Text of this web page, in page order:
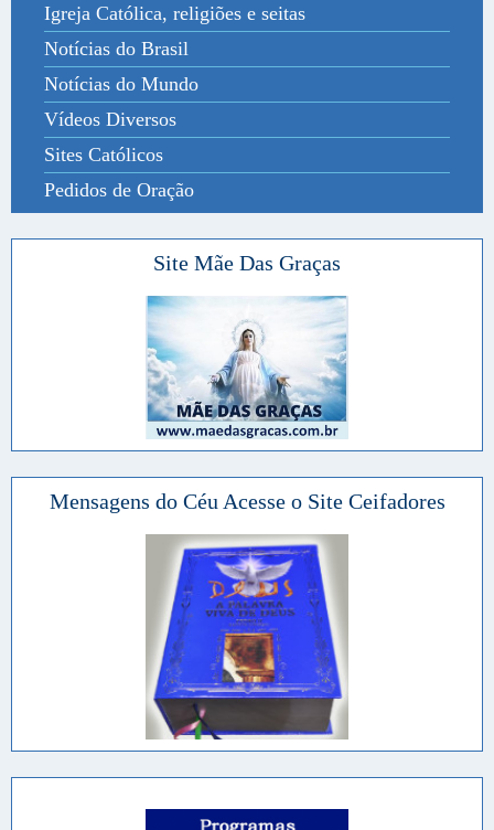
Igreja Católica, religiões e seitas
Notícias do Brasil
Notícias do Mundo
Vídeos Diversos
Sites Católicos
Pedidos de Oração
Site Mãe Das Graças
Mensagens do Céu Acesse o Site Ceifadores